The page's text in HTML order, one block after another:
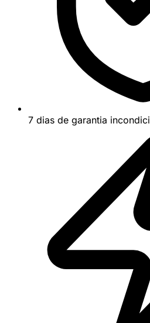
7 dias de garantia